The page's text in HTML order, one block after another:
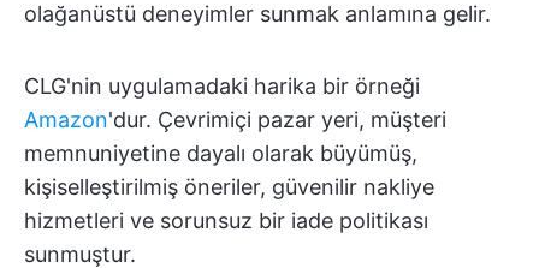
olağanüstü deneyimler sunmak anlamına gelir.
CLG'nin uygulamadaki harika bir örneği
Amazon'dur. Çevrimiçi pazar yeri, müşteri
memnuniyetine dayalı olarak büyümüş,
kişiselleştirilmiş öneriler, güvenilir nakliye
hizmetleri ve sorunsuz bir iade politikası
sunmuştur.